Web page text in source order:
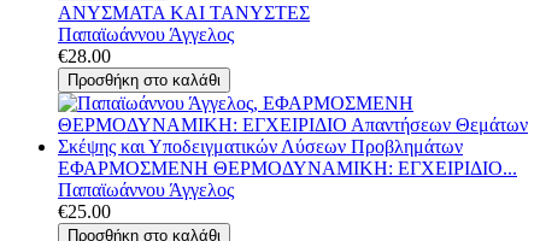
ΑΝΥΣΜΑΤΑ ΚΑΙ ΤΑΝΥΣΤΕΣ
Παπαϊωάννου Άγγελος
€28.00
ΕΦΑΡΜΟΣΜΕΝΗ ΘΕΡΜΟΔΥΝΑΜΙΚΗ: ΕΓΧΕΙΡΙΔΙΟ...
Παπαϊωάννου Άγγελος
€25.00